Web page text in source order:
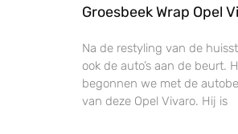
Groesbeek Wrap Opel
Na de restyling van de
ook de auto’s aan de beurt.
begonnen we met de
van deze Opel Vivaro. Hij is